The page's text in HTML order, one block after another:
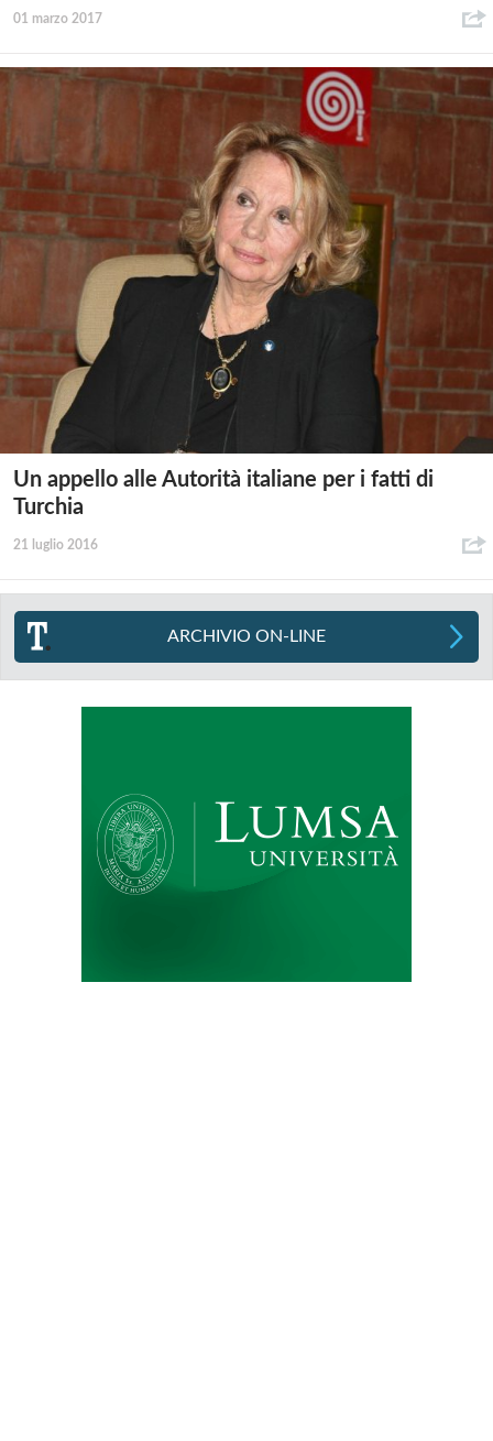
01 marzo 2017
Un appello alle Autorità italiane per i fatti di
Turchia
21 luglio 2016
ARCHIVIO ON-LINE